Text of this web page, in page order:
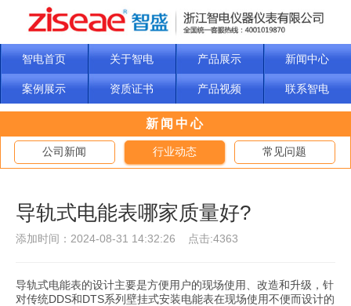
智电首页 关于智电 产品展示 新闻中心
案例展示 资质证书 产品视频 联系智电
新闻中心
公司新闻 行业动态 常见问题
导轨式电能表哪家质量好?
添加时间：2024-08-31 14:32:26 点击:4363
导轨式电能表的设计主要是方便用户的现场使用、改造和升级，针
对传统DDS和DTS系列壁挂式安装电能表在现场使用不便而设计的